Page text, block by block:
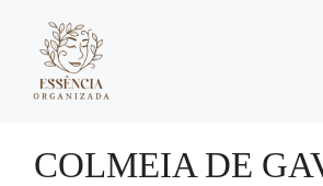
conteúdo
COLMEIA DE